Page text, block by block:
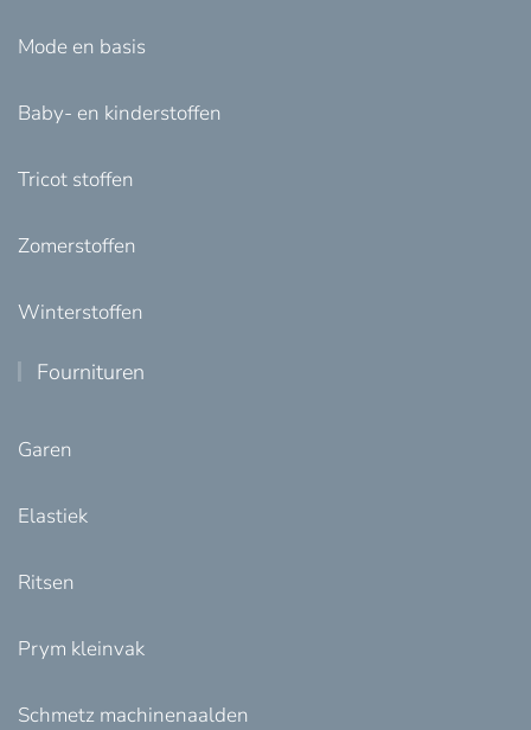
Mode en basis
Baby- en kinderstoffen
Tricot stoffen
Zomerstoffen
Winterstoffen
Fournituren
Garen
Elastiek
Ritsen
Prym kleinvak
Schmetz machinenaalden